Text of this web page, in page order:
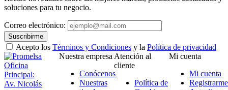
soluciones para tu negocio.
Correo electrónico:
Suscribirme
Acepto los Términos y Condiciones y la Política de privacidad
Oficina
Principal:
Av. Nicolás
Nuestra empresa
Conócenos
Nuestras
Atención al
cliente
Política de
Mi cuenta
Mi cuenta
Registrarme